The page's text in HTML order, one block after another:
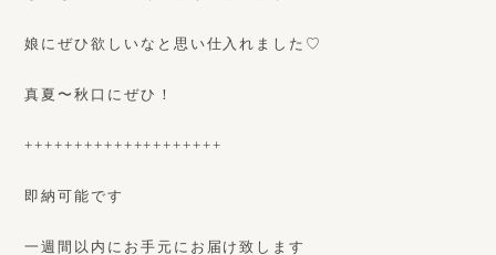
娘にぜひ欲しいなと思い仕入れました♡
真夏〜秋口にぜひ！
++++++++++++++++++++
即納可能です
一週間以内にお手元にお届け致します